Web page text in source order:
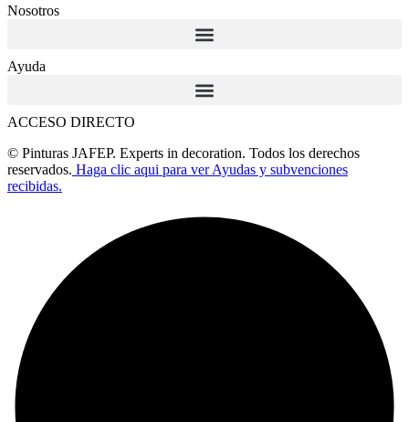
Nosotros
Ayuda
ACCESO DIRECTO
© Pinturas JAFEP. Experts in decoration. Todos los derechos
reservados. Haga clic aqui para ver Ayudas y subvenciones
recibidas.